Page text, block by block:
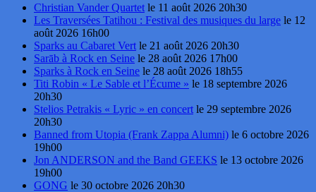
Christian Vander Quartet le 11 août 2026 20h30
Les Traversées Tatihou : Festival des musiques du large le 12
août 2026 16h00
Sparks au Cabaret Vert le 21 août 2026 20h30
Sarāb à Rock en Seine le 28 août 2026 17h00
Sparks à Rock en Seine le 28 août 2026 18h55
Titi Robin « Le Sable et l’Écume » le 18 septembre 2026
20h30
Stelios Petrakis « Lyric » en concert le 29 septembre 2026
20h30
Banned from Utopia (Frank Zappa Alumni) le 6 octobre 2026
19h00
Jon ANDERSON and the Band GEEKS le 13 octobre 2026
19h00
GONG le 30 octobre 2026 20h30